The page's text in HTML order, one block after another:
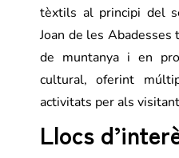
tèxtils al principi del
Joan de les
de muntanya i en
cultural, oferint
activitats per als
Llocs